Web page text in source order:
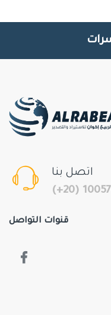
اتصل بنا
(+20)
قنوات التواصل